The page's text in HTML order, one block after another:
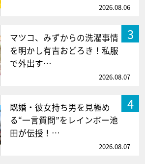
2026.08.06
3
マツコ、みずからの洗濯事情
を明かし有吉おどろき！私服
で外出す…
2026.08.07
4
既婚・彼女持ち男を見極め
る“一言質問”をレインボー池
田が伝授！…
2026.08.07